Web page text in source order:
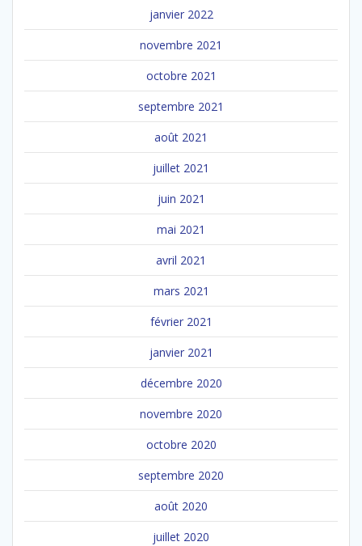
janvier 2022
novembre 2021
octobre 2021
septembre 2021
août 2021
juillet 2021
juin 2021
mai 2021
avril 2021
mars 2021
février 2021
janvier 2021
décembre 2020
novembre 2020
octobre 2020
septembre 2020
août 2020
juillet 2020